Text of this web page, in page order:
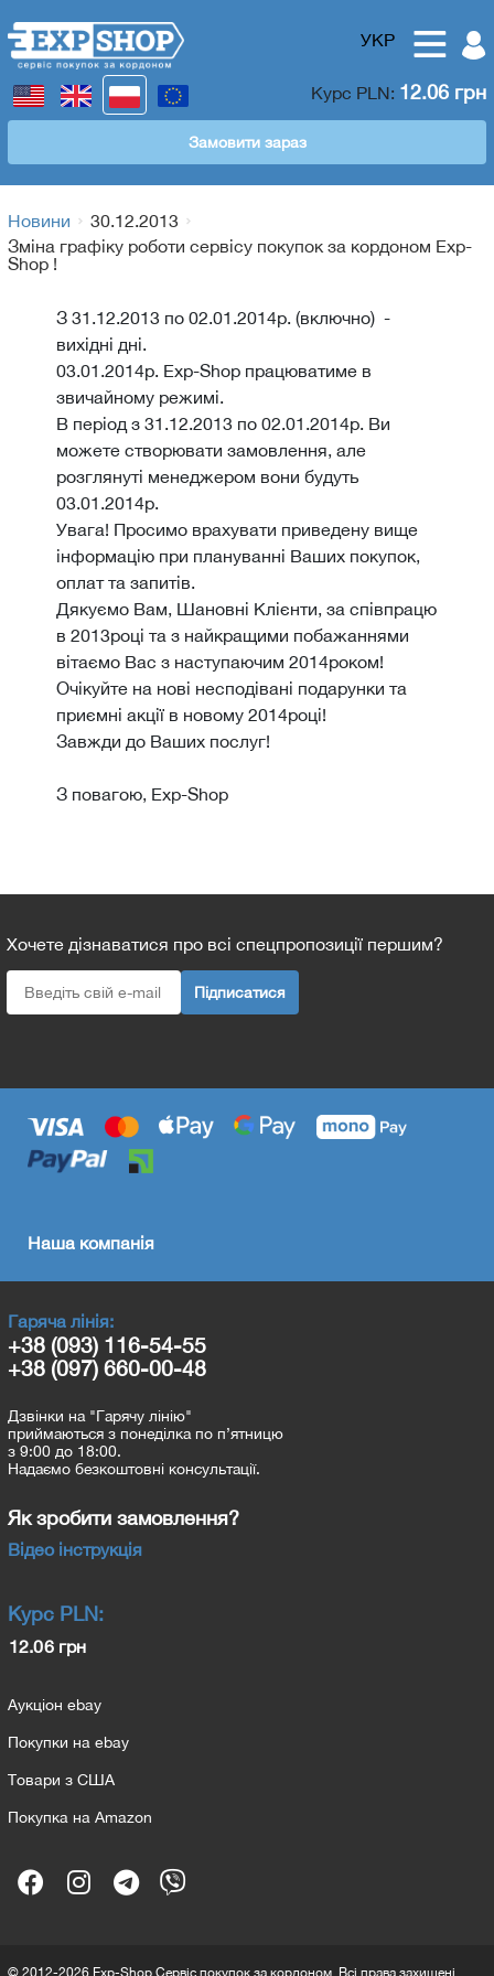
УКР
Курс PLN: 12.06 грн
Замовити зараз
Новини
30.12.2013
Зміна графіку роботи сервісу покупок за кордоном Exp-
Shop !
З 31.12.2013 по 02.01.2014р. (включно) -
вихідні дні.
03.01.2014р. Exp-Shop працюватиме в
звичайному режимі.
В період з 31.12.2013 по 02.01.2014р. Ви
можете створювати замовлення, але
розглянуті менеджером вони будуть
03.01.2014р.
Увага! Просимо врахувати приведену вище
інформацію при плануванні Ваших покупок,
оплат та запитів.
Дякуємо Вам, Шановні Клієнти, за співпрацю
в 2013році та з найкращими побажаннями
вітаємо Вас з наступаючим 2014роком!
Очікуйте на нові несподівані подарунки та
приємні акції в новому 2014році!
Завжди до Ваших послуг!
З повагою, Exp-Shop
Хочете дізнаватися про всі спецпропозиції першим?
Підписатися
Наша компанія
Гаряча лінія:
+38 (093) 116-54-55
+38 (097) 660-00-48
Дзвінки на "Гарячу лінію"
приймаються з понеділка по п’ятницю
з 9:00 до 18:00.
Надаємо безкоштовні консультації.
Як зробити замовлення?
Відео інструкція
Курс PLN:
12.06 грн
Аукціон ebay
Покупки на ebay
Товари з США
Покупка на Amazon
© 2012-2026 Exp-Shop Сервіс покупок за кордоном. Всі права захищені.